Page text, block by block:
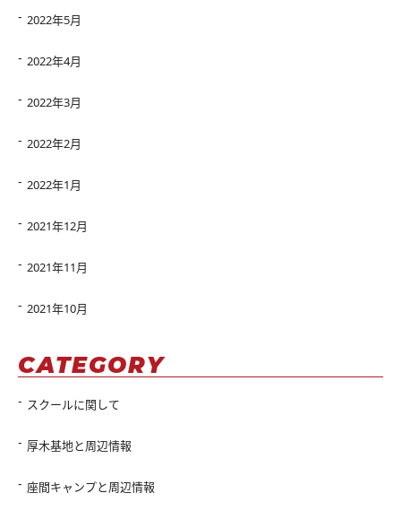
2022年5月
2022年4月
2022年3月
2022年2月
2022年1月
2021年12月
2021年11月
2021年10月
CATEGORY
スクールに関して
厚木基地と周辺情報
座間キャンプと周辺情報